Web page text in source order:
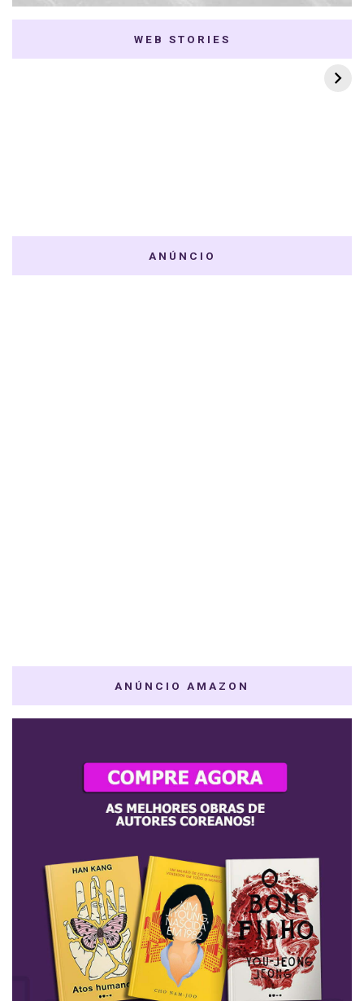
WEB STORIES
7 K-dramas Enemies
to Lovers
Thai Dramas com
First e Khaotung
ANÚNCIO
ANÚNCIO AMAZON